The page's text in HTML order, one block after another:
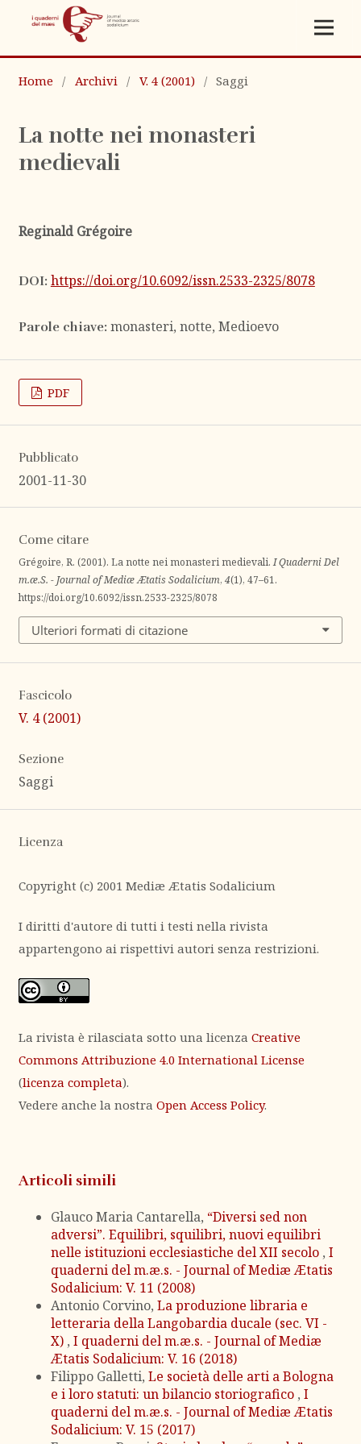
Home / Archivi / V. 4 (2001) / Saggi
La notte nei monasteri
medievali
Reginald Grégoire
DOI: https://doi.org/10.6092/issn.2533-2325/8078
Parole chiave: monasteri, notte, Medioevo
PDF
Pubblicato
2001-11-30
Come citare
Grégoire, R. (2001). La notte nei monasteri medievali.I Quaderni Del
m.æ.S. - Journal of Mediæ Ætatis Sodalicium, 4(1), 47–61.
https://doi.org/10.6092/issn.2533-2325/8078
Ulteriori formati di citazione
Fascicolo
V. 4 (2001)
Sezione
Saggi
Licenza
Copyright (c) 2001 Mediæ Ætatis Sodalicium
I diritti d'autore di tutti i testi nella rivista
appartengono ai rispettivi autori senza restrizioni.
La rivista è rilasciata sotto una licenza Creative
Commons Attribuzione 4.0 International License
(licenza completa).
Vedere anche la nostra Open Access Policy.
Articoli simili
Glauco Maria Cantarella, “Diversi sed non
adversi”. Equilibri, squilibri, nuovi equilibri
nelle istituzioni ecclesiastiche del XII secolo , I
quaderni del m.æ.s. - Journal of Mediæ Ætatis
Sodalicium: V. 11 (2008)
Antonio Corvino, La produzione libraria e
letteraria della Langobardia ducale (sec. VI -
X) , I quaderni del m.æ.s. - Journal of Mediæ
Ætatis Sodalicium: V. 16 (2018)
Filippo Galletti, Le società delle arti a Bologna
e i loro statuti: un bilancio storiografico , I
quaderni del m.æ.s. - Journal of Mediæ Ætatis
Sodalicium: V. 15 (2017)